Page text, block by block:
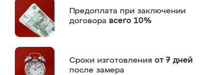
Предоплата при заключении
договора всего 10%
Сроки изготовления от 7 дней
после замера